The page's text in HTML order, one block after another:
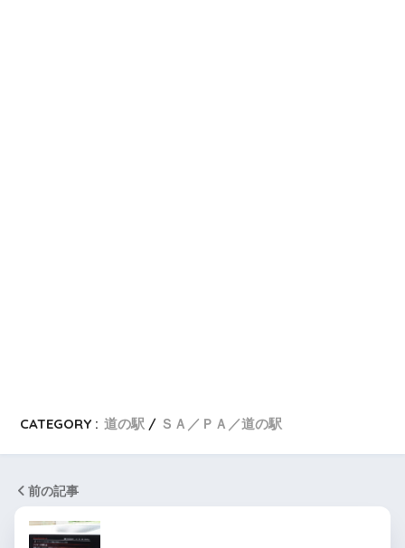
CATEGORY : 道の駅 ＳＡ／ＰＡ／道の駅
前の記事